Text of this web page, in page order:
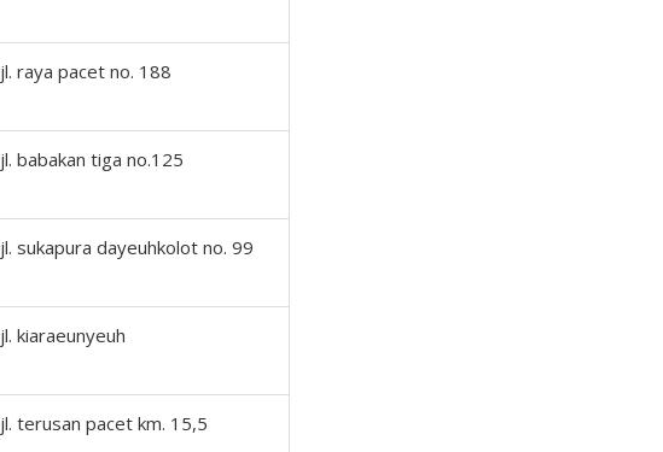
jl. raya pacet no. 188
jl. babakan tiga no.125
jl. sukapura dayeuhkolot no. 99
jl. kiaraeunyeuh
jl. terusan pacet km. 15,5